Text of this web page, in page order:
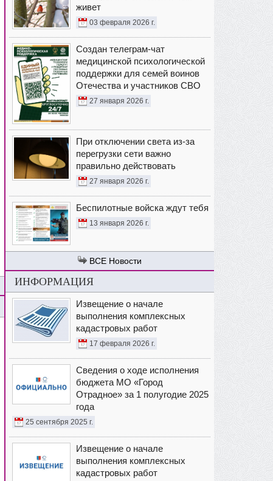
живет
03 февраля 2026 г.
Создан телеграм-чат
медицинской психологической
поддержки для семей воинов
Отечества и участников СВО
27 января 2026 г.
При отключении света из-за
перегрузки сети важно
правильно действовать
27 января 2026 г.
Беспилотные войска ждут тебя
13 января 2026 г.
Новости
ИНФОРМАЦИЯ
Извещение о начале
выполнения комплексных
кадастровых работ
17 февраля 2026 г.
Сведения о ходе исполнения
бюджета МО «Город
Отрадное» за 1 полугодие 2025
года
25 сентября 2025 г.
Извещение о начале
выполнения комплексных
кадастровых работ